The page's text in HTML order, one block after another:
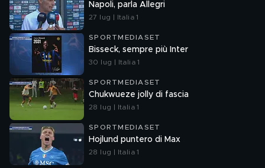
Napoli, parla Allegri
27 lug | Italia 1
SPORTMEDIASET
Bisseck, sempre più Inter
30 lug | Italia 1
SPORTMEDIASET
Chukwueze jolly di fascia
28 lug | Italia 1
SPORTMEDIASET
Hojlund puntero di Max
28 lug | Italia 1